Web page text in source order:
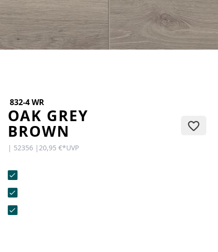
KONTAKT
Sie haben Fragen oder wünschen
eine persönliche Beratung?
Unser Team ist für Sie da –
unser Kontaktformular.
832-4 WR
OAK GREY
BROWN
| 52356 | 20,95 €*UVP